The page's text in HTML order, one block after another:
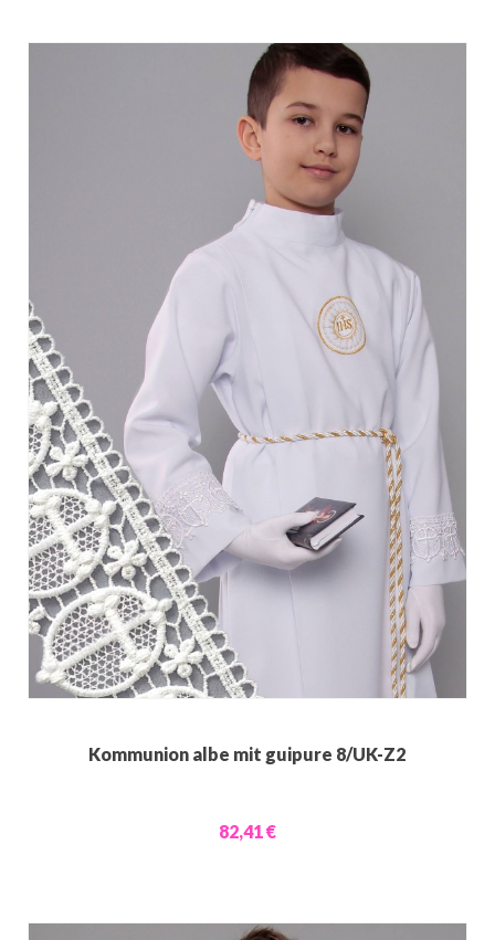
Kommunion albe mit guipure 8/UK-Z2
82,41 €